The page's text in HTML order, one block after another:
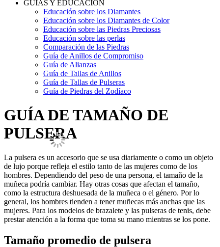
GUÍAS Y EDUCACIÓN
Educación sobre los Diamantes
Educación sobre los Diamantes de Color
Educación sobre las Piedras Preciosas
Educación sobre las perlas
Comparación de las Piedras
Guía de Anillos de Compromiso
Guía de Alianzas
Guía de Tallas de Anillos
Guía de Tallas de Pulseras
Guía de Piedras del Zodíaco
GUÍA DE TAMAÑO DE
PULSERA
La pulsera es un accesorio que se usa diariamente o como un objeto
de lujo porque refleja el estilo tanto de las mujeres como de los
hombres. Dependiendo del peso de una persona, el tamaño de la
muñeca podría cambiar. Hay otras cosas que afectan el tamaño,
como la estructura deshuesada de la muñeca o el género. Por lo
general, los hombres tienden a tener muñecas más anchas que las
mujeres. Para los modelos de brazalete y las pulseras de tenis, debe
prestar atención a la forma que toma su mano mientras se los pone.
Tamaño promedio de pulsera